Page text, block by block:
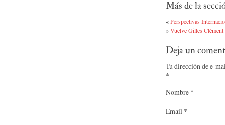
Más de la
«Perspectivas
»Vuelve Gilles Clément
Deja un
Tu dirección de e-
*
Nombre *
Email *